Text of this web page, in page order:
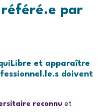
par
et apparaître
doivent
reconnuet